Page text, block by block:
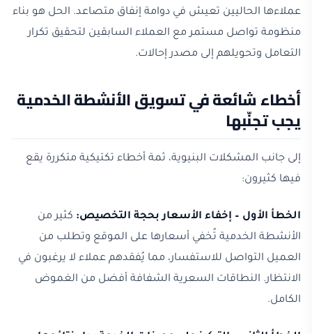
عملاءها الحاليين تعيش في دوامة إنفاق متصاعد. الحل هو بناء
منظومة تواصل مستمر مع العملاء السابقين لتحقيق تكرار
التعامل وتحويلهم إلى مصدر إحالات.
أخطاء شائعة في تسويق الأنشطة الخدمية
يجب تجنّبها
إلى جانب المشكلات البنيوية، ثمة أخطاء تكتيكية متكررة يقع
فيها كثيرون:
الخطأ الأول – إخفاء الأسعار بحجة التخصيص: كثير من
الأنشطة الخدمية تُخفي أسعارها على الموقع وتطلب من
العميل التواصل للاستفسار، مما يُفقدهم عملاء لا يرغبون في
الانتظار. النطاقات السعرية الشفافة أفضل من الغموض
الكامل.